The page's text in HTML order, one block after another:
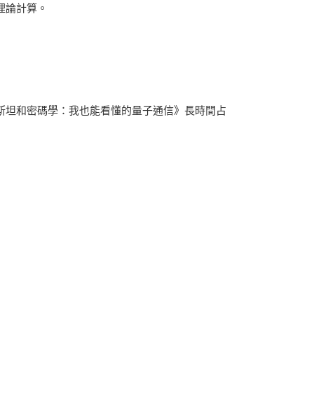
計算。
和密碼學：我也能看懂的量子通信》長時間占